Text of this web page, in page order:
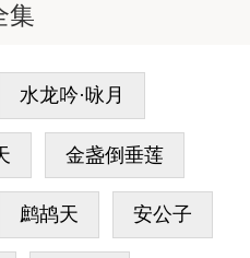
集
水龙吟·咏月
金盏倒垂莲
鹧鸪天 安公子